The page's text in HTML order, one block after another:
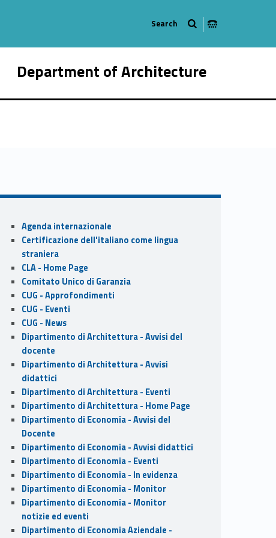
Department of Architecture
21
Sidebar
Agenda internazionale
Certificazione dell'italiano come lingua
straniera
CLA - Home Page
Comitato Unico di Garanzia
CUG - Approfondimenti
CUG - Eventi
CUG - News
Dipartimento di Architettura - Avvisi del
docente
Dipartimento di Architettura - Avvisi
didattici
Dipartimento di Architettura - Eventi
Dipartimento di Architettura - Home Page
Dipartimento di Economia - Avvisi del
Docente
Dipartimento di Economia - Avvisi didattici
Dipartimento di Economia - Eventi
Dipartimento di Economia - In evidenza
Dipartimento di Economia - Monitor
Dipartimento di Economia - Monitor
notizie ed eventi
Dipartimento di Economia Aziendale -